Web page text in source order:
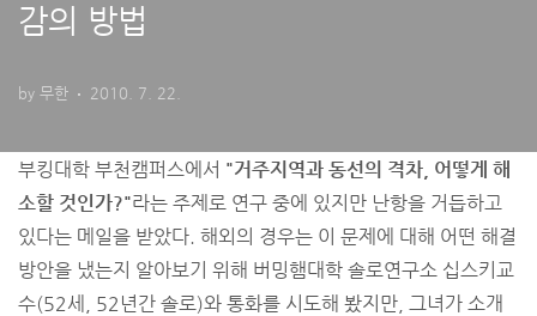
감의 방법
by 무한 2010. 7. 22.
부킹대학 부천캠퍼스에서 "거주지역과 동선의 격차, 어떻게 해
소할 것인가?"라는 주제로 연구 중에 있지만 난항을 거듭하고
있다는 메일을 받았다. 해외의 경우는 이 문제에 대해 어떤 해결
방안을 냈는지 알아보기 위해 버밍햄대학 솔로연구소 십스키교
수(52세, 52년간 솔로)와 통화를 시도해 봤지만, 그녀가 소개